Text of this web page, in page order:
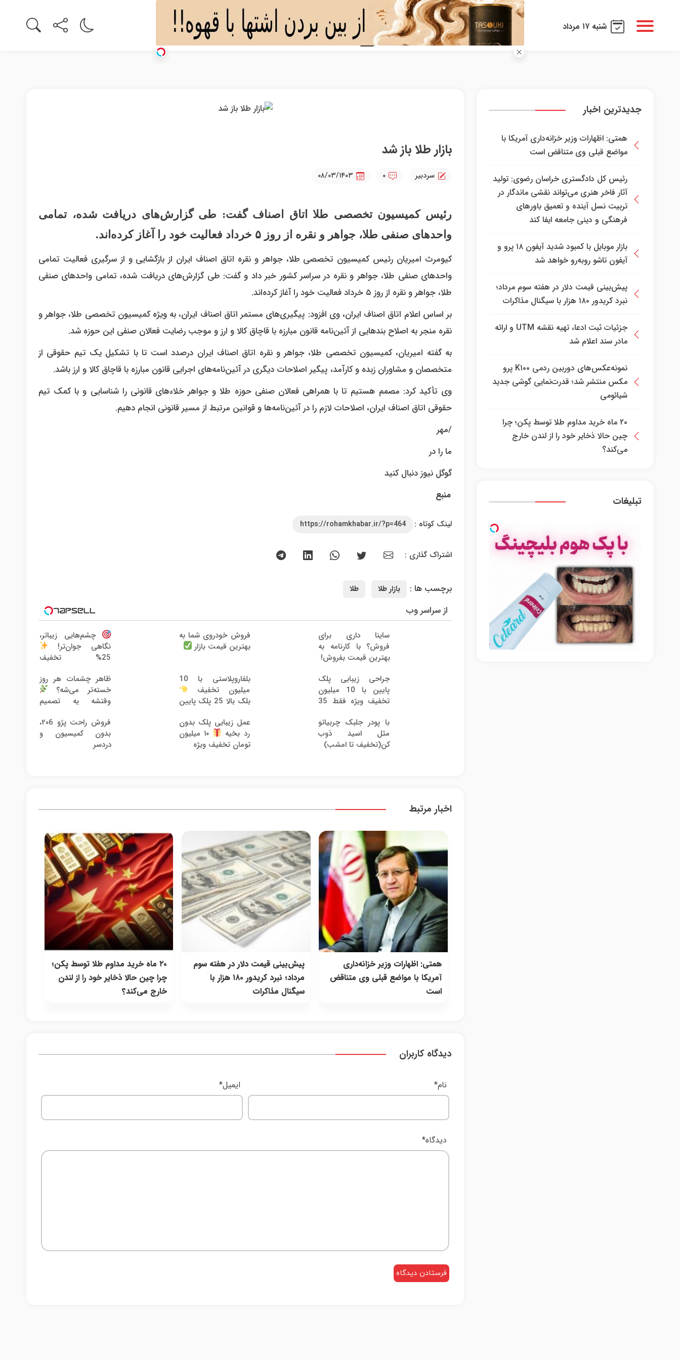
شنبه ۱۷ مرداد
جدیدترین اخبار
همتی: اظهارات وزیر خزانه‌داری آمریکا با
مواضع قبلی وی متناقض است
رئیس کل دادگستری خراسان رضوی: تولید
آثار فاخر هنری می‌تواند نقشی ماندگار در
تربیت نسل آینده و تعمیق باور‌های
فرهنگی و دینی جامعه ایفا کند
بازار موبایل با کمبود شدید آیفون ۱۸ پرو و
آیفون تاشو روبه‌رو خواهد شد
پیش‌بینی قیمت دلار در هفته سوم مرداد؛
نبرد کریدور ۱۸۰ هزار با سیگنال مذاکرات
جزئیات ثبت ادعا، تهیه نقشه UTM و ارائه
مادر سند اعلام شد
نمونه‌عکس‌های دوربین ردمی K۱۰۰ پرو
مکس منتشر شد؛ قدرت‌نمایی گوشی جدید
شیائومی
۲۰ ماه خرید مداوم طلا توسط پکن؛ چرا
چین حالا ذخایر خود را از لندن خارج
می‌کند؟
تبلیغات
بازار طلا باز شد
سردبیر ۰ ۰۸/۰۳/۱۴۰۳
رئیس کمیسیون تخصصی طلا اتاق اصناف گفت: طی گزارش‌های دریافت شده، تمامی
واحدهای صنفی طلا، جواهر و نقره از روز ۵ خرداد فعالیت خود را آغاز کرده‌اند.
کیومرث امیریان رئیس کمیسیون تخصصی طلا، جواهر و نقره اتاق اصناف ایران از بازگشایی و از سرگیری فعالیت تمامی
واحدهای صنفی طلا، جواهر و نقره در سراسر کشور خبر داد و گفت: طی گزارش‌های دریافت شده، تمامی واحدهای صنفی
طلا، جواهر و نقره از روز ۵ خرداد فعالیت خود را آغاز کرده‌اند.
بر اساس اعلام اتاق اصناف ایران، وی افزود: پیگیری‌های مستمر اتاق اصناف ایران، به ویژه کمیسیون تخصصی طلا، جواهر و
نقره منجر به اصلاح بندهایی از آئین‌نامه قانون مبارزه با قاچاق کالا و ارز و موجب رضایت فعالان صنفی این حوزه شد.
به گفته امیریان، کمیسیون تخصصی طلا، جواهر و نقره اتاق اصناف ایران درصدد است تا با تشکیل یک تیم حقوقی از
متخصصان و مشاوران زبده و کارآمد، پیگیر اصلاحات دیگری در آئین‌نامه‌های اجرایی قانون مبارزه با قاچاق کالا و ارز باشد.
وی تأکید کرد: مصمم هستیم تا با همراهی فعالان صنفی حوزه طلا و جواهر خلاء‌های قانونی را شناسایی و با کمک تیم
حقوقی اتاق اصناف ایران، اصلاحات لازم را در آئین‌نامه‌ها و قوانین مرتبط از مسیر قانونی انجام دهیم.
/مهر
ما را در
گوگل نیوز دنبال کنید
منبع
لینک کوتاه : https://rohamkhabar.ir/?p=464
اشتراک گذاری :
برچسب ها : بازار طلا طلا
از سراسر وب
ساینا داری برای
فروش؟ با کارنامه به
بهترین قیمت بفروش!
فروش خودروی شما به
بهترین قیمت بازار
چشم‌هایی زیباتر،
نگاهی جوان‌تر!
25% تخفیف
جراحی زیبایی پلک
پایین با 10 میلیون
تخفیف ویژه فقط 35
بلفاروپلاستی با 10
میلیون تخفیف
بلک بالا 25 پلک پایین
ظاهر چشمات هر روز
خسته‌تر می‌شه؟
وقتشه یه تصمیم
با پودر جلبک چربیاتو
مثل اسید ذوب
کن(تخفیف تا امشب)
عمل زیبایی پلک بدون
رد بخیه
۱۰ میلیون
تومان تخفیف ویژه
فروش راحت پژو ۲۰6،
بدون کمیسیون و
دردسر
اخبار مرتبط
همتی: اظهارات وزیر خزانه‌داری
آمریکا با مواضع قبلی وی متناقض
است
پیش‌بینی قیمت دلار در هفته سوم
مرداد؛ نبرد کریدور ۱۸۰ هزار با
سیگنال مذاکرات
۲۰ ماه خرید مداوم طلا توسط پکن؛
چرا چین حالا ذخایر خود را از لندن
خارج می‌کند؟
دیدگاه کاربران
دیدگاه*
نام* ایمیل*